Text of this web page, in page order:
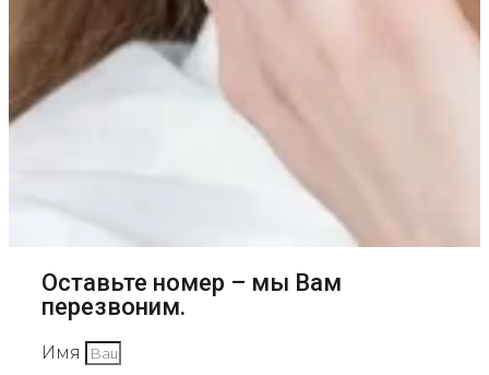
Оставьте номер – мы Вам
перезвоним.
Имя